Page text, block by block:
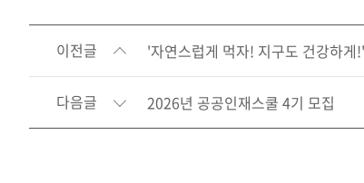
이전글 '자연스럽게 먹자! 지구도 건강하게
다음글 2026년 공공인재스쿨 4기 모집